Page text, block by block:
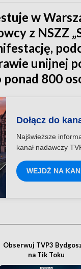
w
z NSZZ
unijnej
800
Dołącz do
Najświeższe
kanał nadawczy
WEJDŹ NA
Obserwuj TVP3
na Tik Toku